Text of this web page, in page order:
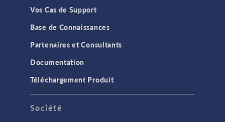
Vos Cas de Support
Base de Connaissances
Partenaires et Consultants
Documentation
Téléchargement Produit
Société